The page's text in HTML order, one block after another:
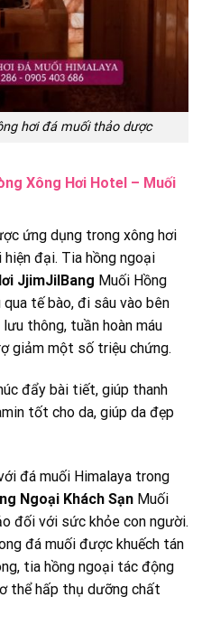
hơi đá muối thảo dược
Xông Hơi Hotel – Muối
ứng dụng trong xông hơi
đại. Tia hồng ngoại
JjimJilBang Muối Hồng
tế bào, đi sâu vào bên
thông, tuần hoàn máu
giảm một số triệu chứng.
đẩy bài tiết, giúp thanh
tốt cho da, giúp da đẹp
đá muối Himalaya trong
Ngoại Khách Sạn Muối
đối với sức khỏe con người.
đá muối được khuếch tán
tia hồng ngoại tác động
thể hấp thụ dưỡng chất